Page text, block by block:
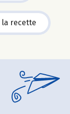
recette